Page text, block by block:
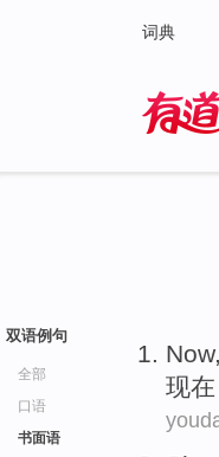
词典
双语例句
全部
口语
书面语
Now,
现在